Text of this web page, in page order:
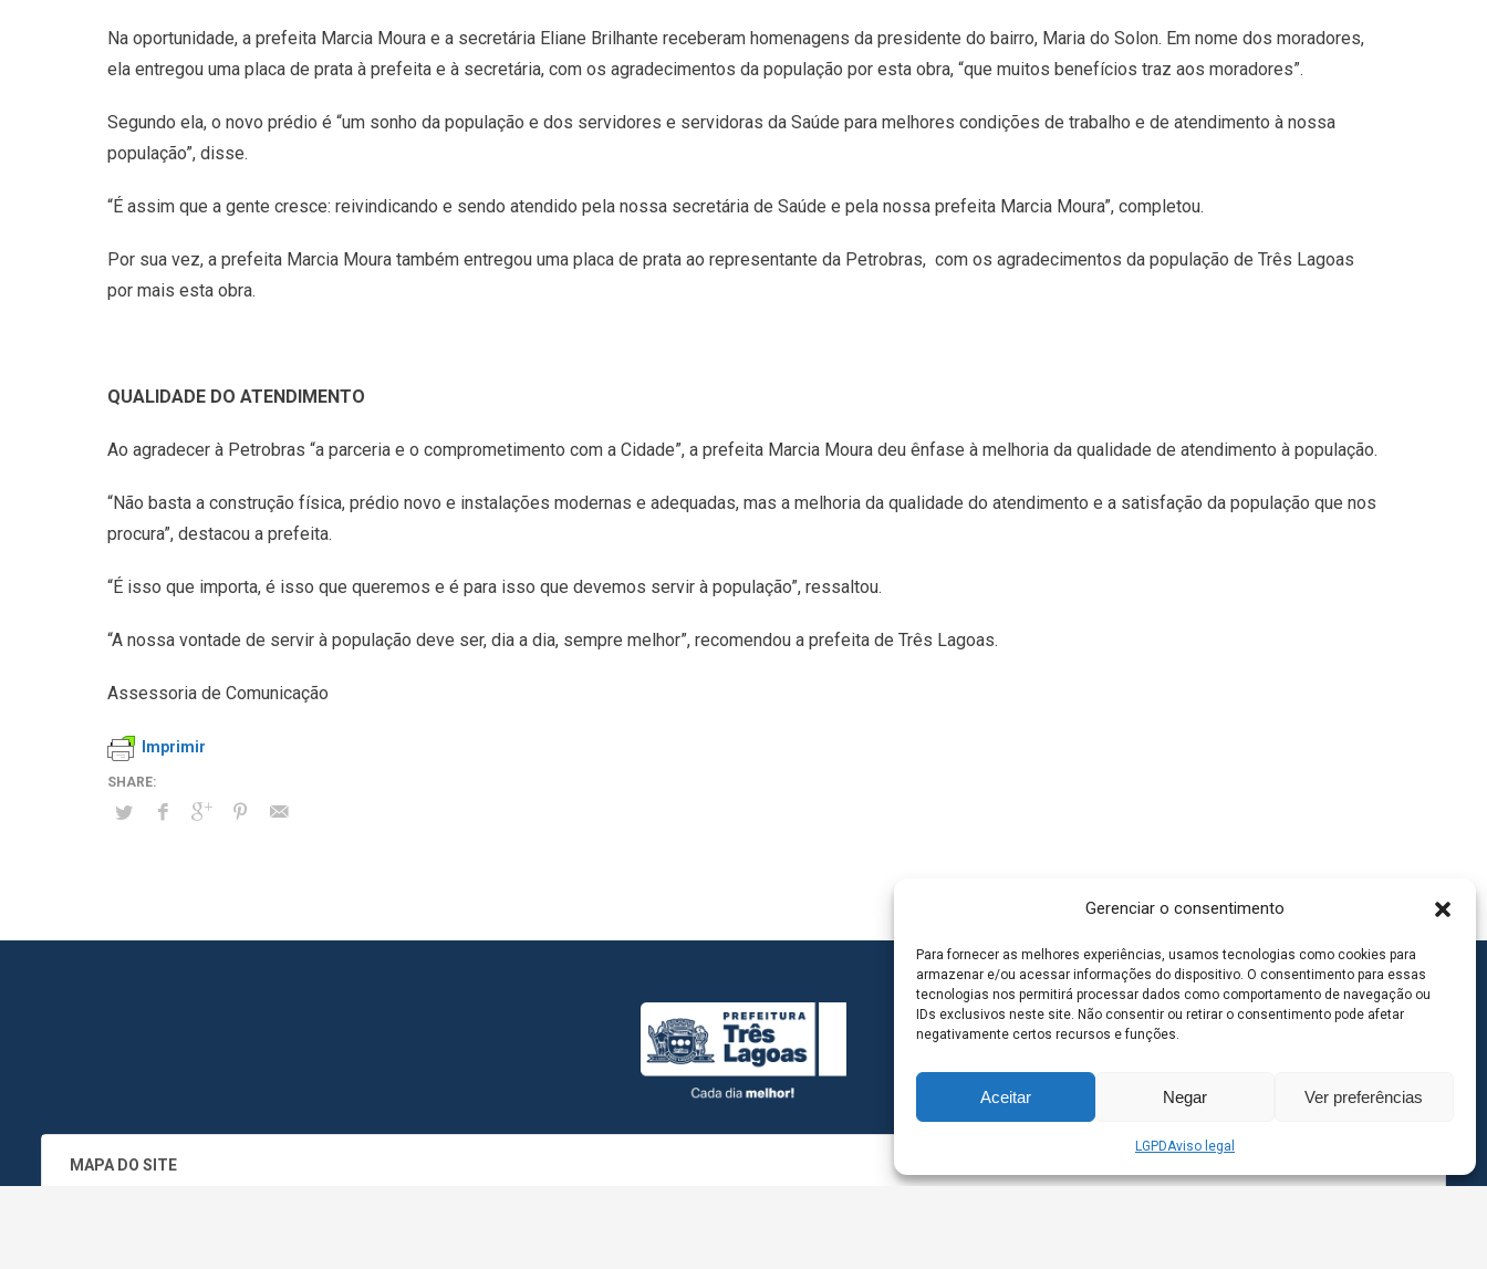
Gerenciar o consentimento
Para fornecer as melhores experiências, usamos tecnologias como cookies para
armazenar e/ou acessar informações do dispositivo. O consentimento para essas
tecnologias nos permitirá processar dados como comportamento de navegação ou
IDs exclusivos neste site. Não consentir ou retirar o consentimento pode afetar
negativamente certos recursos e funções.
Aceitar Negar Ver preferências
LGPDAviso legal
Na oportunidade, a prefeita Marcia Moura e a secretária Eliane Brilhante receberam homenagens da presidente do bairro, Maria do Solon. Em nome dos moradores,
ela entregou uma placa de prata à prefeita e à secretária, com os agradecimentos da população por esta obra, “que muitos benefícios traz aos moradores”.
Segundo ela, o novo prédio é “um sonho da população e dos servidores e servidoras da Saúde para melhores condições de trabalho e de atendimento à nossa
população”, disse.
“É assim que a gente cresce: reivindicando e sendo atendido pela nossa secretária de Saúde e pela nossa prefeita Marcia Moura”, completou.
Por sua vez, a prefeita Marcia Moura também entregou uma placa de prata ao representante da Petrobras, com os agradecimentos da população de Três Lagoas
por mais esta obra.
QUALIDADE DO ATENDIMENTO
Ao agradecer à Petrobras “a parceria e o comprometimento com a Cidade”, a prefeita Marcia Moura deu ênfase à melhoria da qualidade de atendimento à população.
“Não basta a construção física, prédio novo e instalações modernas e adequadas, mas a melhoria da qualidade do atendimento e a satisfação da população que nos
procura”, destacou a prefeita.
“É isso que importa, é isso que queremos e é para isso que devemos servir à população”, ressaltou.
“A nossa vontade de servir à população deve ser, dia a dia, sempre melhor”, recomendou a prefeita de Três Lagoas.
Assessoria de Comunicação
Imprimir
MAPA DO SITE